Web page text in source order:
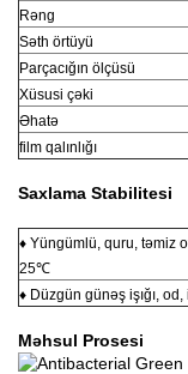
Rəng
Səth örtüyü
Parçacığın ölçüsü
Xüsusi çəki
Əhatə
film qalınlığı
Saxlama Stabilitesi
♦ Yüngümlü, quru, təmiz
25℃
♦ Düzgün günəş işığı,
Məhsul Prosesi